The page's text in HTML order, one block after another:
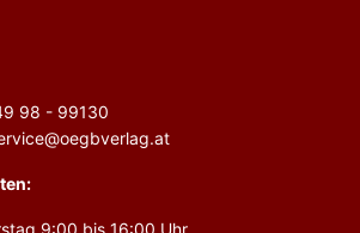
98 - 99130